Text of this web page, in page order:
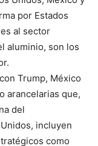
por Estados
al sector
aluminio, son los
Trump, México
arancelarias que,
del
incluyen
como